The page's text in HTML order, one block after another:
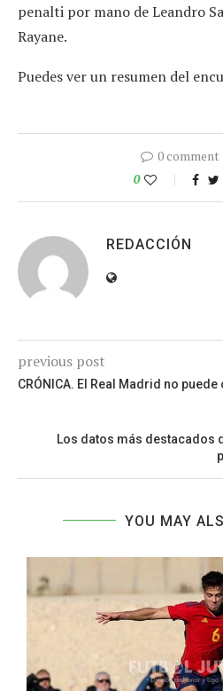
penalti por mano de Leandro
Rayane.
Puedes ver un resumen del
0 comment
0
REDACCIÓN
previous post
CRÓNICA. El Real Madrid no
Los datos más destacados
YOU MAY